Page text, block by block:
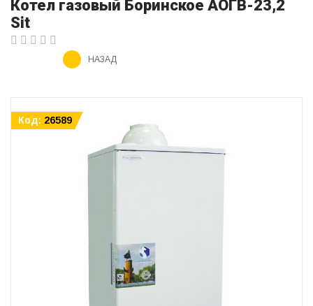
Котел газовый Боринское АОГВ-23,2
Sit
НАЗАД
Код: 26589